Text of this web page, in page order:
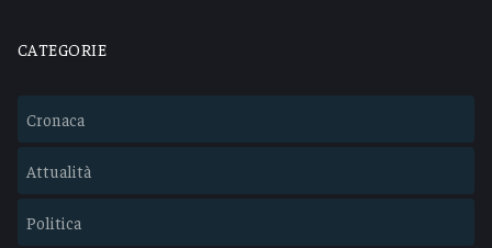
CATEGORIE
Cronaca
Attualità
Politica